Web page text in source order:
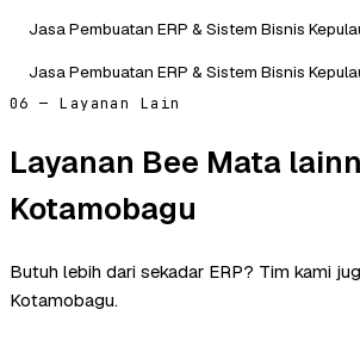
Jasa Pembuatan ERP & Sistem Bisnis
Jasa Pembuatan ERP & Sistem Bisnis
06 — Layanan Lain
Layanan Bee Mata
Kotamobagu
Butuh lebih dari sekadar ERP? Tim kami
Kotamobagu.